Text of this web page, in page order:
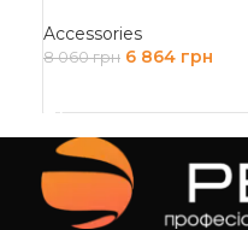
Accessories
8 060грн 6 864 грн